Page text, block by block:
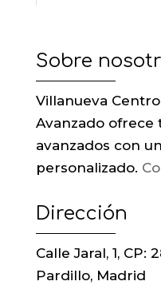
Sobre
Villanueva
Avanzado ofrece
avanzados con
personalizado.
Dirección
Calle Jaral, 1, CP:
Pardillo, Madrid